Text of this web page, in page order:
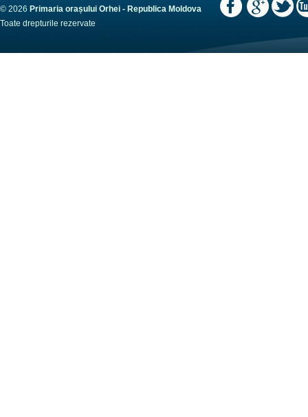
© 2026 Primaria orașului Orhei - Republica Moldova
Toate drepturile rezervate